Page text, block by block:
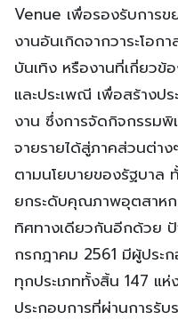
Venue เพื่อรองรับการ
งานอันเกิดจากวาระโอก
บันเทิง หรืองานที่เกี่ยว
และประเพณี เพื่อสร้างป
งาน ซึ่งการจัดกิจกรรมพิ
จายรายได้สู่ภาคส่วนต่า
ตามนโยบายของรัฐบาล
ยกระดับคุณภาพอุตสาหก
ทิศทางเดียวกันอีกด้วย
กรกฎาคม 2561 มีผู้ประ
ทุกประเภททั้งสิ้น 147 แ
ประกอบการที่ผ่านการรั